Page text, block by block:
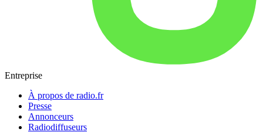
Entreprise
À propos de radio.fr
Presse
Annonceurs
Radiodiffuseurs